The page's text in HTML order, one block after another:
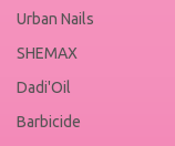
Urban Nails
SHEMAX
Dadi'Oil
Barbicide